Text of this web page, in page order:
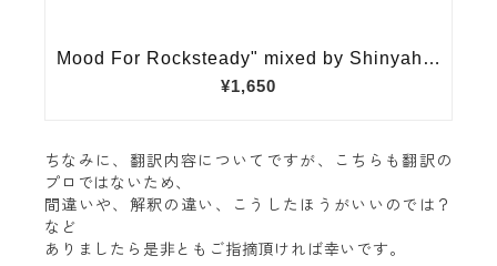
ちなみに、翻訳内容についてですが、こちらも翻訳の
プロではないため、
間違いや、解釈の違い、こうしたほうがいいのでは？
など
ありましたら是非ともご指摘頂ければ幸いです。